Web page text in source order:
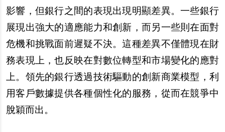
影響，但銀行之間的表現出現明顯差異。一些銀行
展現出強大的適應能力和創新，而另一些則在面對
危機和挑戰面前遲疑不決。這種差異不僅體現在財
務表現上，也反映在對數位轉型和市場變化的應對
上。領先的銀行透過技術驅動的創新商業模型，利
用客戶數據提供各種個性化的服務，從而在競爭中
脫穎而出。